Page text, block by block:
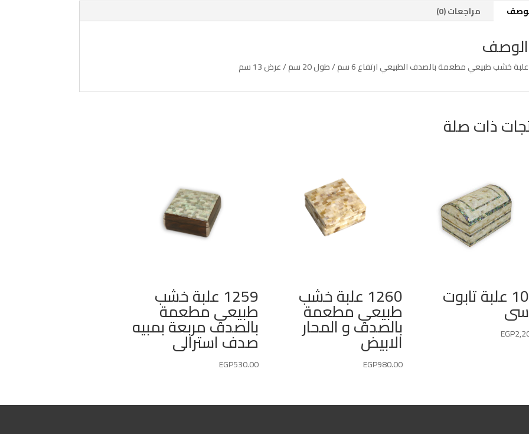
مراجعات (0)
الوصف
علبة خشب طبيعي مطعمة بالصدف الطبيعي ارتفاع 6 سم / طول 20 سم / عرض 13 سم
ذات صلة
1047 علبة تابوت
EGP
1260 علبة خشب
طبيعي مطعمة
بالصدف و المحار
الابيض
EGP980.00
1259 علبة خشب
طبيعي مطعمة
بالصدف مربعة بمبيه
صدف استرالى
EGP530.00